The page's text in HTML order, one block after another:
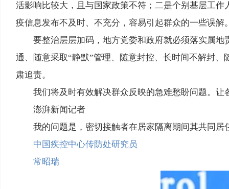
活影响比较大，且与国家政策不符；二是个别基层工
疫信息发布不及时、不充分，容易引起群众的一些误解
要整治层层加码，地方党委和政府就必须落实属
通、随意采取“静默”管理、随意封控、长时间不解封
肃追责。
我们将及时有效解决群众反映的急难愁盼问题。
澎湃新闻记者
我的问题是，密切接触者在居家隔离期间其共同
中国疾控中心传防处研究员
常昭瑞